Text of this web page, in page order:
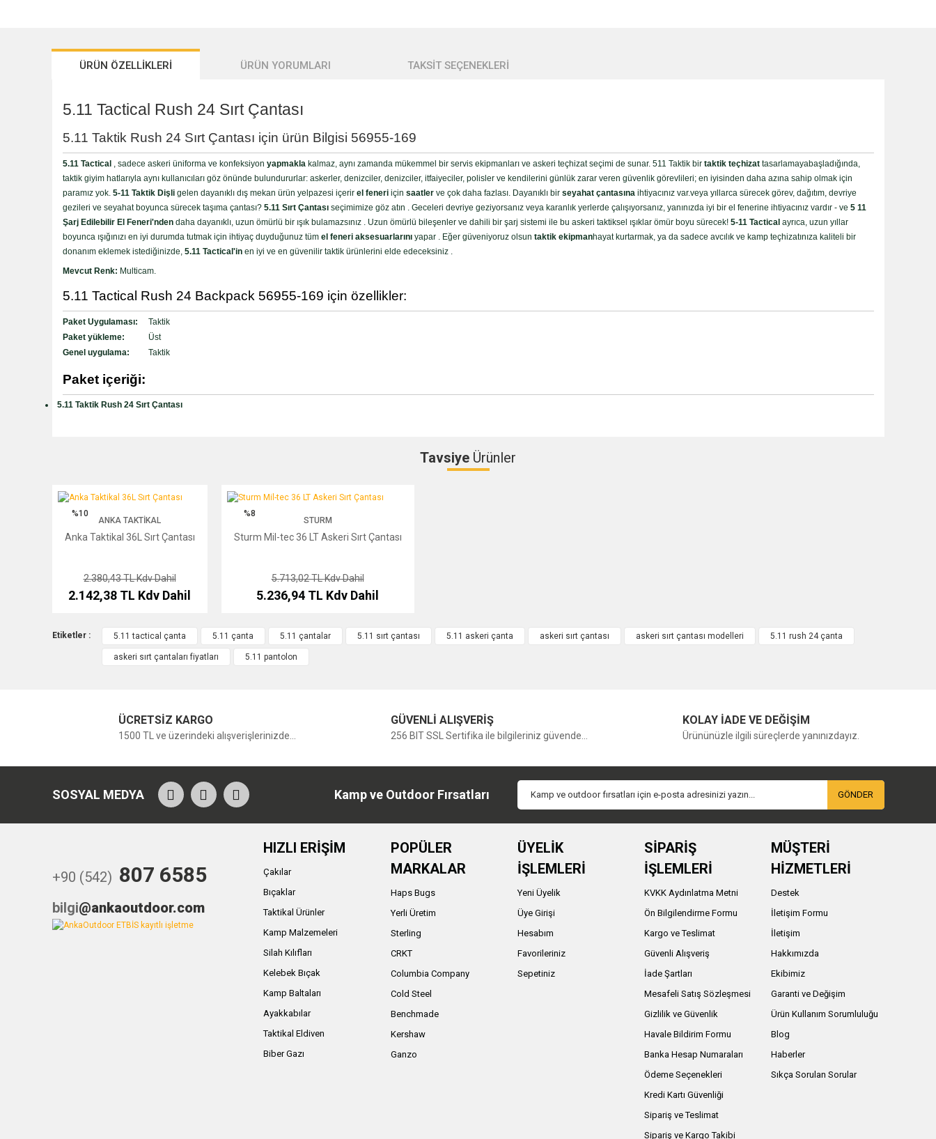
ÜRÜN ÖZELLİKLERİ ÜRÜN YORUMLARI TAKSİT SEÇENEKLERİ
5.11 Tactical Rush 24 Sırt Çantası
5.11 Taktik Rush 24 Sırt Çantası için ürün Bilgisi 56955-169
5.11 Tactical , sadece askeri üniforma ve konfeksiyon yapmaklakalmaz, aynı zamanda mükemmel bir servis ekipmanları ve askeri teçhizat seçimi de sunar. 511 Taktik birtaktik teçhizattasarlamayabaşladığında,
taktik giyim hatlarıyla aynı kullanıcıları göz önünde bulundururlar: askerler, denizciler, denizciler, itfaiyeciler, polisler ve kendilerini günlük zarar veren güvenlik görevlileri; en iyisinden daha azına sahip olmak için
paramız yok. 5-11 Taktik Dişligelen dayanıklı dış mekan ürün yelpazesi içerirel feneriiçin saatlerve çok daha fazlası. Dayanıklı birseyahat çantasınaihtiyacınız var.veya yıllarca sürecek görev, dağıtım, devriye
gezileri ve seyahat boyunca sürecek taşıma çantası? 5.11 Sırt Çantasıseçimimize göz atın . Geceleri devriye geziyorsanız veya karanlık yerlerde çalışıyorsanız, yanınızda iyi bir el fenerine ihtiyacınız vardır - ve 5 11
Şarj Edilebilir El Feneri'ndendaha dayanıklı, uzun ömürlü bir ışık bulamazsınız . Uzun ömürlü bileşenler ve dahili bir şarj sistemi ile bu askeri taktiksel ışıklar ömür boyu sürecek! 5-11 Tactical ayrıca, uzun yıllar
boyunca ışığınızı en iyi durumda tutmak için ihtiyaç duyduğunuz tüm el feneri aksesuarlarınıyapar . Eğer güveniyoruz olsun taktik ekipmanhayat kurtarmak, ya da sadece avcılık ve kamp teçhizatınıza kaliteli bir
donanım eklemek istediğinizde, 5.11 Tactical'inen iyi ve en güvenilir taktik ürünlerini elde edeceksiniz .
Mevcut Renk: Multicam.
5.11 Tactical Rush 24 Backpack 56955-169 için özellikler:
Paket Uygulaması:
Taktik
Paket yükleme:
Üst
Genel uygulama:
Taktik
Paket içeriği:
5.11 Taktik Rush 24 Sırt Çantası
Tavsiye Ürünler
Anka Taktikal 36L Sırt Çantası
%10
ANKA TAKTIKAL
Anka Taktikal 36L Sırt Çantası
2.380,43 TLKdv Dahil
2.142,38 TL Kdv Dahil
Sturm Mil-tec 36 LT Askeri Sırt Çantası
%8
STURM
Sturm Mil-tec 36 LT Askeri Sırt Çantası
5.713,02 TLKdv Dahil
5.236,94 TL Kdv Dahil
Etiketler : 5.11 tactical çanta 5.11 çanta 5.11 çantalar 5.11 sırt çantası 5.11 askeri çanta askeri sırt çantası askeri sırt çantası modelleri 5.11 rush 24 çanta
askeri sırt çantaları fiyatları 5.11 pantolon
ÜCRETSİZ KARGO
1500 TL ve üzerindeki alışverişlerinizde...
GÜVENLİ ALIŞVERİŞ
256 BIT SSL Sertifika ile bilgileriniz güvende...
KOLAY İADE VE DEĞİŞİM
Ürününüzle ilgili süreçlerde yanınızdayız.
SOSYAL MEDYA Kamp ve Outdoor Fırsatları GÖNDER
+90 (542) 807 6585
bilgi@ankaoutdoor.com
HIZLI ERİŞİM
Çakılar
Bıçaklar
Taktikal Ürünler
Kamp Malzemeleri
Silah Kılıfları
Kelebek Bıçak
Kamp Baltaları
Ayakkabılar
Taktikal Eldiven
Biber Gazı
POPÜLER
MARKALAR
Haps Bugs
Yerli Üretim
Sterling
CRKT
Columbia Company
Cold Steel
Benchmade
Kershaw
Ganzo
ÜYELİK
İŞLEMLERİ
Yeni Üyelik
Üye Girişi
Hesabım
Favorileriniz
Sepetiniz
SİPARİŞ
İŞLEMLERİ
KVKK Aydınlatma Metni
Ön Bilgilendirme Formu
Kargo ve Teslimat
Güvenli Alışveriş
İade Şartları
Mesafeli Satış Sözleşmesi
Gizlilik ve Güvenlik
Havale Bildirim Formu
Banka Hesap Numaraları
Ödeme Seçenekleri
Kredi Kartı Güvenliği
Sipariş ve Teslimat
Sipariş ve Kargo Takibi
MÜŞTERİ
HİZMETLERİ
Destek
İletişim Formu
İletişim
Hakkımızda
Ekibimiz
Garanti ve Değişim
Ürün Kullanım Sorumluluğu
Blog
Haberler
Sıkça Sorulan Sorular